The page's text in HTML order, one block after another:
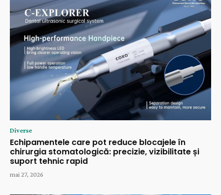
Diverse
Echipamentele care pot reduce blocajele în
chirurgia stomatologică: precizie, vizibilitate și
suport tehnic rapid
mai 27, 2026